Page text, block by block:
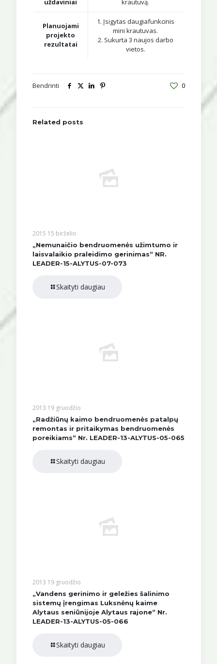
uždaviniai krautuvą.
Planuojami
projekto
rezultatai
1. Įsigytas daugiafunkcinis
mini krautuvas.
2. Sukurta 3 naujos darbo
vietos.
Bendrinti 0
Related posts
2015 15 birželio
„Nemunaičio bendruomenės užimtumo ir
laisvalaikio praleidimo gerinimas“ NR.
LEADER-15-ALYTUS-07-073
Skaityti daugiau
2013 19 gruodžio
„Radžiūnų kaimo bendruomenės patalpų
remontas ir pritaikymas bendruomenės
poreikiams“ Nr. LEADER-13-ALYTUS-05-065
Skaityti daugiau
2013 19 gruodžio
„Vandens gerinimo ir geležies šalinimo
sistemų įrengimas Luksnėnų kaime
Alytaus seniūnijoje Alytaus rajone“ Nr.
LEADER-13-ALYTUS-05-066
Skaityti daugiau